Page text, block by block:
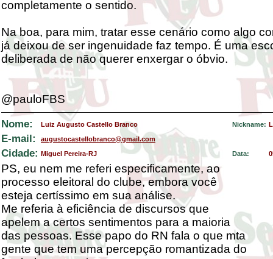
completamente o sentido.
Na boa, para mim, tratar esse cenário como algo
já deixou de ser ingenuidade faz tempo. É uma
deliberada de não querer enxergar o óbvio.
@pauloFBS
Nome: Luiz Augusto Castello Branco Nickname:
E-mail: augustocastellobranco@gmail.com
Cidade: Miguel Pereira-RJ Data:
PS, eu nem me referi especificamente, ao
processo eleitoral do clube, embora você
esteja certíssimo em sua análise.
Me referia à eficiência de discursos que
apelem a certos sentimentos para a maioria
das pessoas. Esse papo do RN fala o que mta
gente que tem uma percepção romantizada do